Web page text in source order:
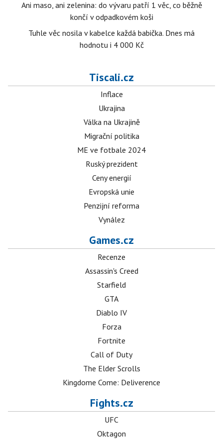
Ani maso, ani zelenina: do vývaru patří 1 věc, co běžně
končí v odpadkovém koši
Tuhle věc nosila v kabelce každá babička. Dnes má
hodnotu i 4 000 Kč
Tiscali.cz
Inflace
Ukrajina
Válka na Ukrajině
Migrační politika
ME ve fotbale 2024
Ruský prezident
Ceny energií
Evropská unie
Penzijní reforma
Vynález
Games.cz
Recenze
Assassin's Creed
Starfield
GTA
Diablo IV
Forza
Fortnite
Call of Duty
The Elder Scrolls
Kingdome Come: Deliverence
Fights.cz
UFC
Oktagon